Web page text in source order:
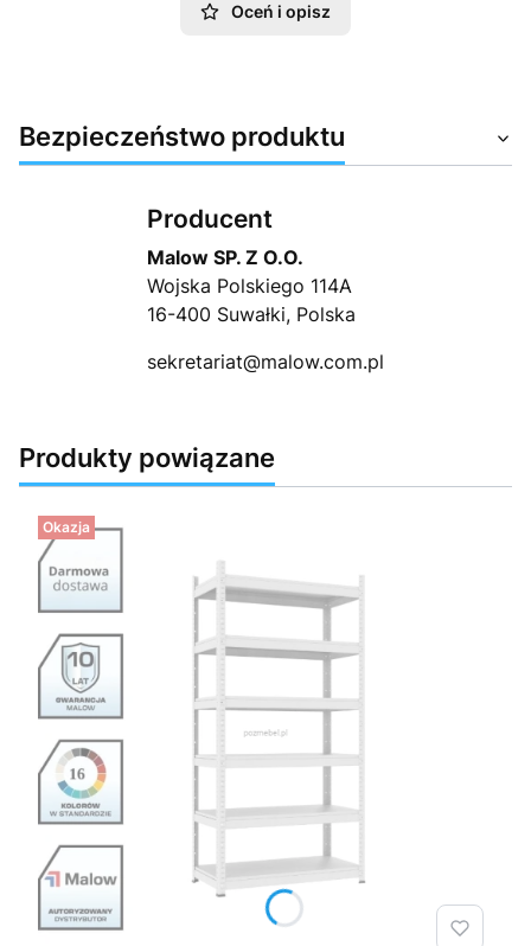
Oceń i opisz
Bezpieczeństwo produktu
Producent
Malow SP. Z O.O.
Wojska Polskiego 114A
16-400 Suwałki, Polska
sekretariat@malow.com.pl
Produkty powiązane
Okazja